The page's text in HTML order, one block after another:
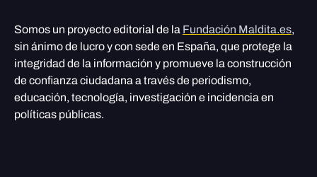
Somos un proyecto editorial de la Fundación Maldita.es,
sin ánimo de lucro y con sede en España, que protege la
integridad de la información y promueve la construcción
de confianza ciudadana a través de periodismo,
educación, tecnología, investigación e incidencia en
políticas públicas.